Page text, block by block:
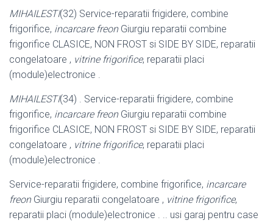
MIHAILESTI(32) Service-reparatii frigidere, combine
frigorifice, incarcare freonGiurgiu reparatii combine
frigorifice CLASICE, NON FROST si SIDE BY SIDE, reparatii
congelatoare , vitrine frigorifice, reparatii placi
(module)electronice .
MIHAILESTI(34) . Service-reparatii frigidere, combine
frigorifice, incarcare freonGiurgiu reparatii combine
frigorifice CLASICE, NON FROST si SIDE BY SIDE, reparatii
congelatoare , vitrine frigorifice, reparatii placi
(module)electronice .
Service-reparatii frigidere, combine frigorifice, incarcare
freonGiurgiu reparatii congelatoare , vitrine frigorifice,
reparatii placi (module)electronice . .. usi garaj pentru case